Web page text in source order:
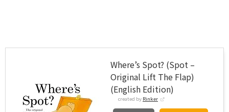
Where’s Spot? (Spot –
Original Lift The Flap)
(English Edition)
created by Rinker